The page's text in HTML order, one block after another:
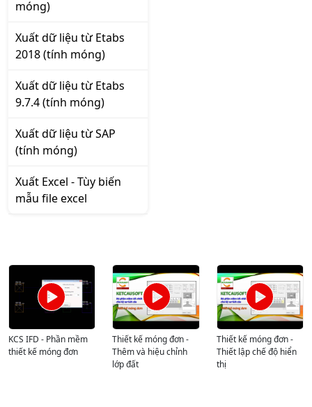
móng)
Xuất dữ liệu từ Etabs
2018 (tính móng)
Xuất dữ liệu từ Etabs
9.7.4 (tính móng)
Xuất dữ liệu từ SAP
(tính móng)
Xuất Excel - Tùy biến
mẫu file excel
KCS IFD - Phần mềm
thiết kế móng đơn
Thiết kế móng đơn -
Thêm và hiệu chỉnh
lớp đất
Thiết kế móng đơn -
Thiết lập chế độ hiển
thị